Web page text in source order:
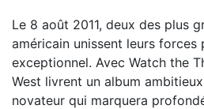
Le 8 août 2011, deux des plus
américain unissent leurs forces
exceptionnel. Avec Watch the
West livrent un album
novateur qui marquera